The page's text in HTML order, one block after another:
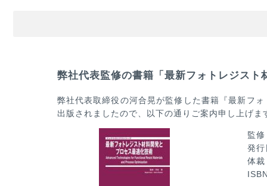
弊社代表監修の書籍「最新フォトレジス
弊社代表取締役の河合晃が監修した書籍『最新フ
出版されましたので、以下の通りご案内申し上げま
監修
発行
体裁